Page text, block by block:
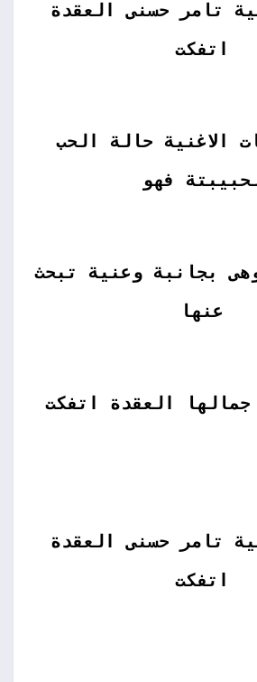
تامر حسنى العقدة
اتفكت
الاغنية حالة الحب
فهو
بجانبة وعنية تبحث
عنها
العقدة اتفكت
تامر حسنى العقدة
اتفكت